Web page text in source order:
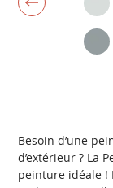
Besoin d’une
d’extérieur ? La
peinture idéale !